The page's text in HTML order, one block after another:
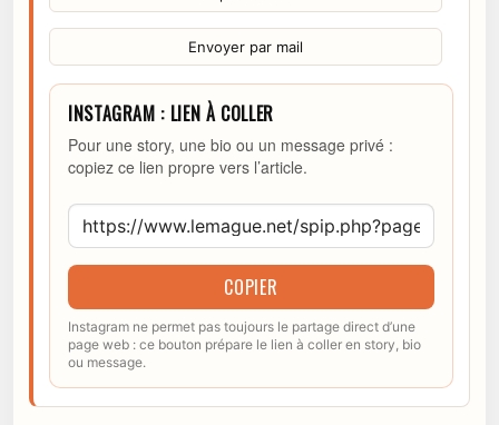
Envoyer par mail
INSTAGRAM : LIEN À COLLER
Pour une story, une bio ou un message privé :
copiez ce lien propre vers l’article.
COPIER
Instagram ne permet pas toujours le partage direct d’une
page web : ce bouton prépare le lien à coller en story, bio
ou message.